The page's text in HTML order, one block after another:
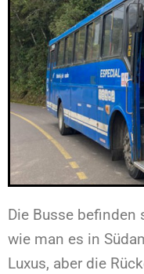
Die Busse befinden
wie man es in
Luxus, aber die